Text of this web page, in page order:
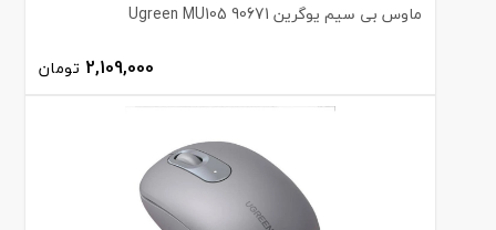
ماوس بی سیم یوگرین Ugreen MU105 90671
2,109,000 تومان